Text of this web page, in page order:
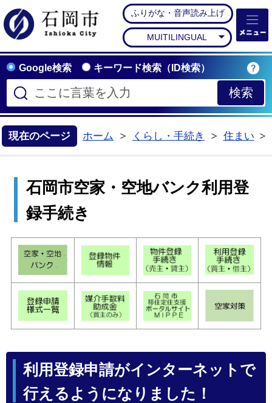
石岡市公式ホームペー
ふりがな・音声読み上げ
MUITILINGUAL
Google検索 キーワード検索（ID検索）
現在のページ ホーム
くらし・手続き
住まい
石岡市空家・空地バンク利用登
録手続き
利用登録申請がインターネットで
行えるようになりました！